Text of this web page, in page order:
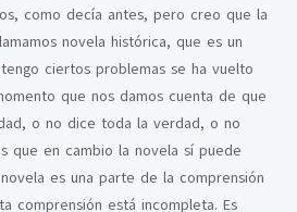
como decía antes, pero creo que la
novela histórica, que es un
ciertos problemas se ha vuelto
que nos damos cuenta de que
o no dice toda la verdad, o no
que en cambio la novela sí puede
es una parte de la comprensión
comprensión está incompleta. Es